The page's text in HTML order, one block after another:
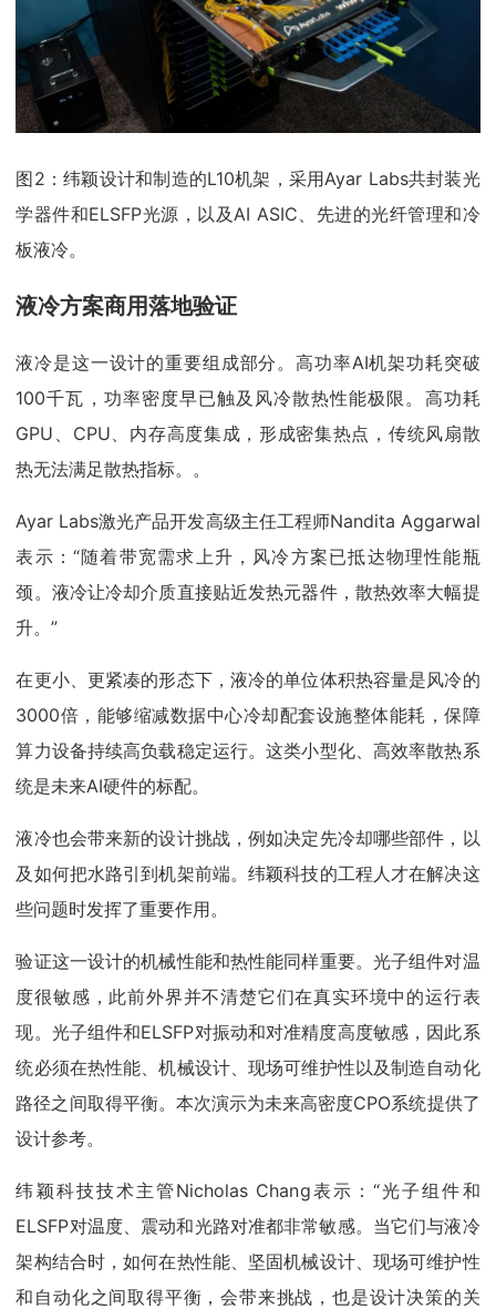
图2：纬颖设计和制造的L10机架，采用Ayar Labs共封装光
学器件和ELSFP光源，以及AI ASIC、先进的光纤管理和冷
板液冷。
液冷方案商用落地验证
液冷是这一设计的重要组成部分。高功率AI机架功耗突破
100千瓦，功率密度早已触及风冷散热性能极限。高功耗
GPU、CPU、内存高度集成，形成密集热点，传统风扇散
热无法满足散热指标。。
Ayar Labs激光产品开发高级主任工程师Nandita Aggarwal
表示：“随着带宽需求上升，风冷方案已抵达物理性能瓶
颈。液冷让冷却介质直接贴近发热元器件，散热效率大幅提
升。”
在更小、更紧凑的形态下，液冷的单位体积热容量是风冷的
3000倍，能够缩减数据中心冷却配套设施整体能耗，保障
算力设备持续高负载稳定运行。这类小型化、高效率散热系
统是未来AI硬件的标配。
液冷也会带来新的设计挑战，例如决定先冷却哪些部件，以
及如何把水路引到机架前端。纬颖科技的工程人才在解决这
些问题时发挥了重要作用。
验证这一设计的机械性能和热性能同样重要。光子组件对温
度很敏感，此前外界并不清楚它们在真实环境中的运行表
现。光子组件和ELSFP对振动和对准精度高度敏感，因此系
统必须在热性能、机械设计、现场可维护性以及制造自动化
路径之间取得平衡。本次演示为未来高密度CPO系统提供了
设计参考。
纬颖科技技术主管Nicholas Chang表示：“光子组件和
ELSFP对温度、震动和光路对准都非常敏感。当它们与液冷
架构结合时，如何在热性能、坚固机械设计、现场可维护性
和自动化之间取得平衡，会带来挑战，也是设计决策的关